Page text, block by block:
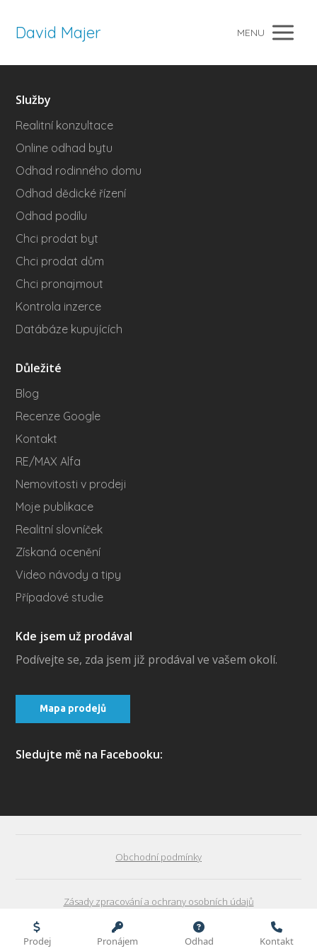
Prodej Pronájem Odhad Kontakt
David Majer MENU
Služby
Realitní konzultace
Online odhad bytu
Odhad rodinného domu
Odhad dědické řízení
Odhad podílu
Chci prodat byt
Chci prodat dům
Chci pronajmout
Kontrola inzerce
Datábáze kupujících
Důležité
Blog
Recenze Google
Kontakt
RE/MAX Alfa
Nemovitosti v prodeji
Moje publikace
Realitní slovníček
Získaná ocenění
Video návody a tipy
Případové studie
Kde jsem už prodával
Podívejte se, zda jsem již prodával ve vašem okolí.
Mapa prodejů
Sledujte mě na Facebooku:
Obchodní podmínky
Zásady zpracování a ochrany osobních údajů
David Majer | realitní specialista - Jak prodat v Praze byt